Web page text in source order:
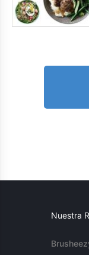
Nuestra